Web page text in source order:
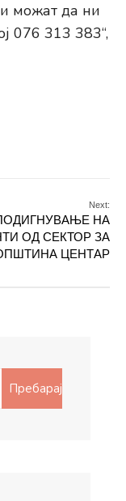
можат да ни
076 313 383“,
Next:
НА
ОД СЕКТОР ЗА
ЦЕНТАР
Пребарај